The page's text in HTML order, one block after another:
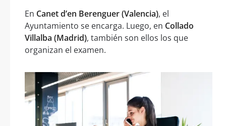
En Canet d’en Berenguer (Valencia), el
Ayuntamiento se encarga. Luego, en Collado
Villalba (Madrid), también son ellos los que
organizan el examen.